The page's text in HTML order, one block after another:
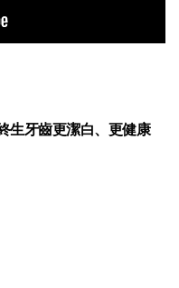
生牙齒更潔白、更健康